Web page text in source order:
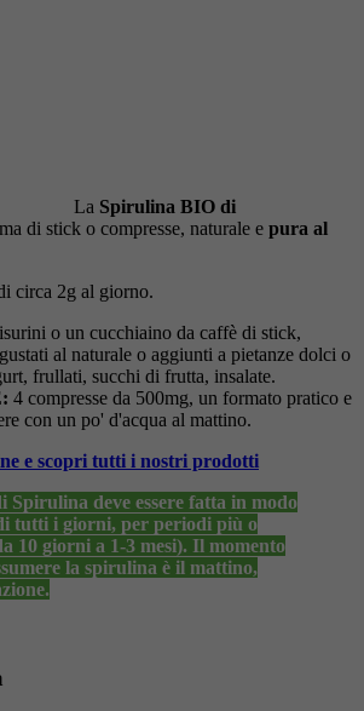
La Spirulina BIO di
di stick o compresse, naturale e pura al
circa 2g al giorno.
o un cucchiaino da caffè di stick,
al naturale o aggiunti a pietanze dolci o
frullati, succhi di frutta, insalate.
4 compresse da 500mg, un formato pratico e
con un po' d'acqua al mattino.
e scopri tutti i nostri prodotti
Spirulina deve essere fatta in modo
tutti i giorni, per periodi più o
10 giorni a 1-3 mesi). Il momento
la spirulina è il mattino,